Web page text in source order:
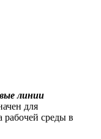
линии
для
рабочей среды в